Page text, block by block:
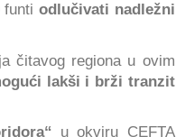
funtiodlučivati nadležni
čitavog regiona u ovim
lakši i brži tranzit
u okviru CEFTA